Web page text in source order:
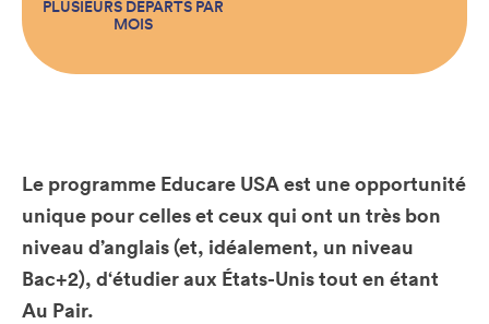
PLUSIEURS DÉPARTS PAR
MOIS
Le programme Educare USAest une opportunité
unique pour celles et ceux qui ont un très bon
niveau d’anglais (et, idéalement, un niveau
Bac+2), d‘étudier aux États-Unis tout en étant
Au Pair.